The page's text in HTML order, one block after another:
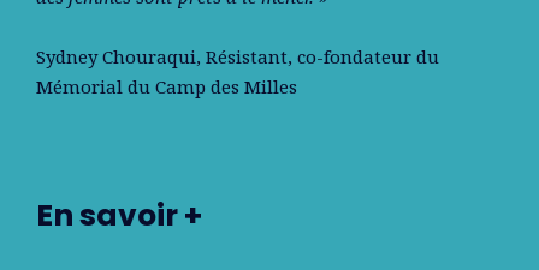
Sydney Chouraqui, Résistant, co-fondateur du
Mémorial du Camp des Milles
En savoir +